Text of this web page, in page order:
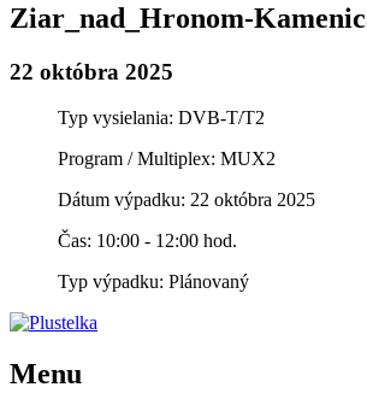
Ziar_nad_Hronom-
22 októbra 2025
Typ vysielania: DVB-T/T2
Program / Multiplex: MUX2
Dátum výpadku: 22 októbra 2025
Čas: 10:00 - 12:00 hod.
Typ výpadku: Plánovaný
Menu